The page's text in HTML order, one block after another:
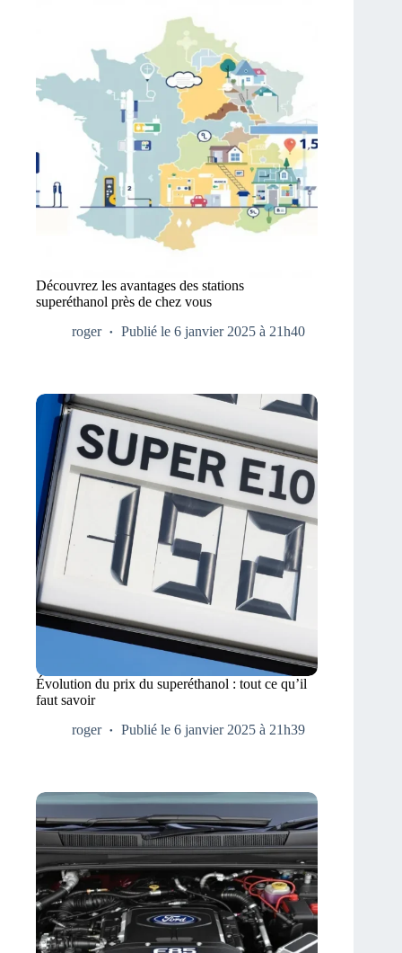
Découvrez les avantages des stations
superéthanol près de chez vous
roger
Publié le 6 janvier 2025 à 21h40
Évolution du prix du superéthanol : tout ce qu’il
faut savoir
roger
Publié le 6 janvier 2025 à 21h39